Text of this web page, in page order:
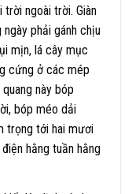
ngoài trời. Giàn
phải gánh chịu
mịn, lá cây mục
cứng ở các mép
này bóp
bóp méo dải
trọng tới hai mươi
hằng tuần hằng